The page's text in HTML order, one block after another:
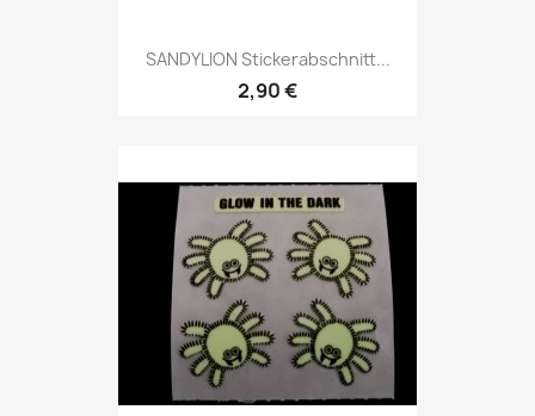
SANDYLION Stickerabschnitt...
2,90 €